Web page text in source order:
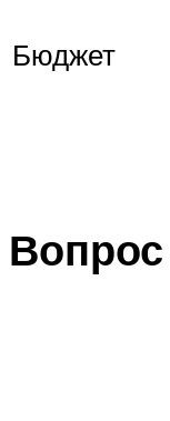
Бюджет
Вопрос